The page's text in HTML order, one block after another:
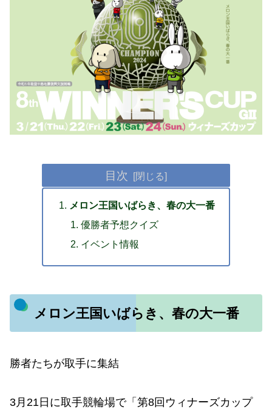
目次
メロン王国いばらき、春の大一番
優勝者予想クイズ
イベント情報
メロン王国いばらき、春の大一番
勝者たちが取手に集結
3月21日に取手競輪場で「第8回ウィナーズカップ